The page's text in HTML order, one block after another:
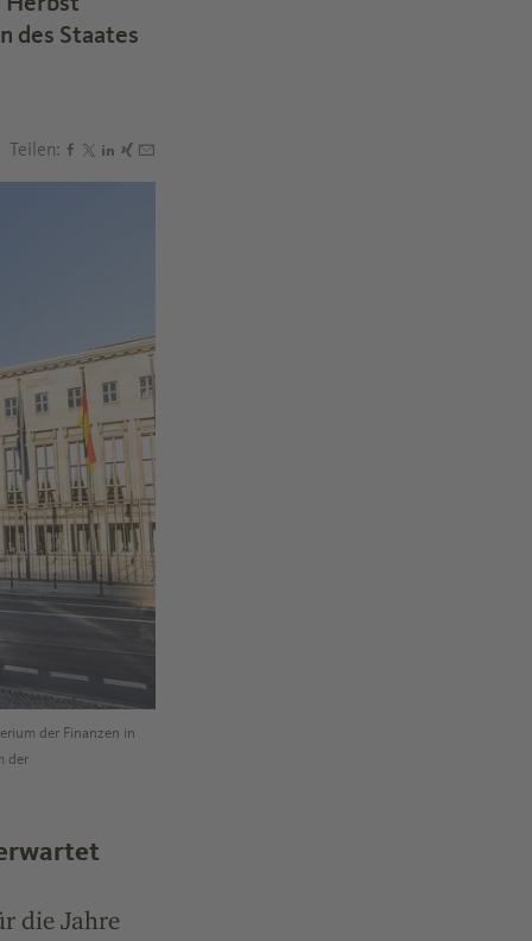
des Staates
Teilen: Den Beitrag "Finanzminister und VCI hoffen auf mehr
Den Beitrag "Finanzminister und VCI hoffen auf
Den Beitrag "Finanzminister und VCI hoffen auf
Den Beitrag "Finanzminister und VCI hoffen
Den Beitrag "Finanzminister und VCI hoffen
der Finanzen in
der
die Jahre